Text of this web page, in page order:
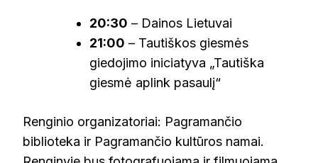
20:30 – Dainos Lietuvai
21:00 – Tautiškos giesmės
giedojimo iniciatyva „Tautiška
giesmė aplink pasaulį“
Renginio organizatoriai: Pagramančio
biblioteka ir Pagramančio kultūros namai.